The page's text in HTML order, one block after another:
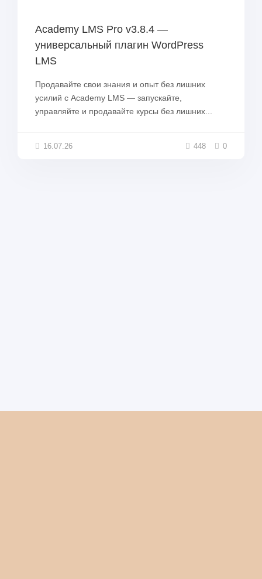
Academy LMS Pro v3.8.4 —
универсальный плагин WordPress
LMS
Продавайте свои знания и опыт без лишних
усилий с Academy LMS — запускайте,
управляйте и продавайте курсы без лишних...
16.07.26 448 0